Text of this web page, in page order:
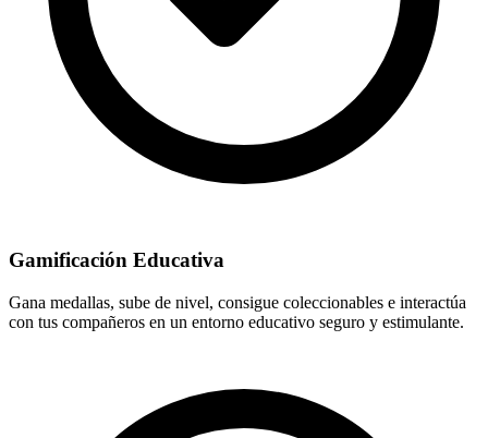
Gamificación Educativa
Gana medallas, sube de nivel, consigue coleccionables e interactúa
con tus compañeros en un entorno educativo seguro y estimulante.